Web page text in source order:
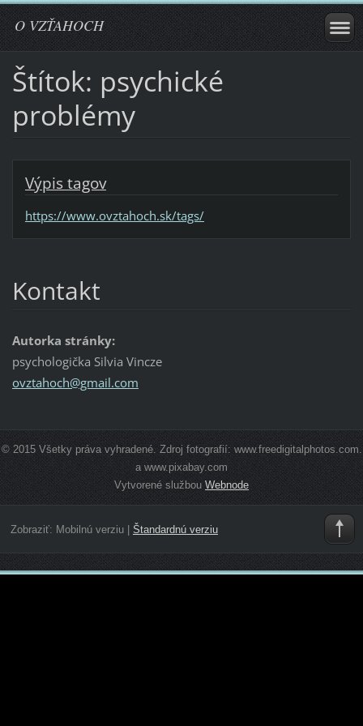
O VZŤAHOCH
Štítok: psychické
problémy
Výpis tagov
https://www.ovztahoch.sk/tags/
Kontakt
Autorka stránky:
psychologička Silvia Vincze
ovztahoch@gmail.com
© 2015 Všetky práva vyhradené. Zdroj fotografií: www.freedigitalphotos.com.
a www.pixabay.com
Vytvorené službou Webnode
Zobraziť: Mobilnú verziu| Štandardnú verziu